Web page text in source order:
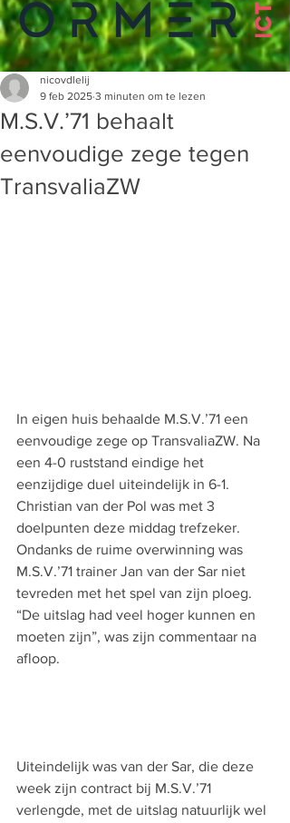
M.S.V.’71 behaalt
eenvoudige zege tegen
TransvaliaZW
nicovdlelij
9 feb 2025 3 minuten om te lezen
In eigen huis behaalde M.S.V.’71 een
eenvoudige zege op TransvaliaZW. Na
een 4-0 ruststand eindige het
eenzijdige duel uiteindelijk in 6-1.
Christian van der Pol was met 3
doelpunten deze middag trefzeker.
Ondanks de ruime overwinning was
M.S.V.’71 trainer Jan van der Sar niet
tevreden met het spel van zijn ploeg.
“De uitslag had veel hoger kunnen en
moeten zijn”, was zijn commentaar na
afloop.
Uiteindelijk was van der Sar, die deze
week zijn contract bij M.S.V.’71
verlengde, met de uitslag natuurlijk wel